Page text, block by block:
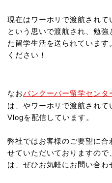
現在はワーホリで渡航されて
という思いで渡航され、勉
た留学生活を送られています
ください！
なおバンクーバー留学センタ
は、やワーホリで渡航され
Vlogを配信しています。
弊社ではお客様のご要望に合
せていただいておりますので
は、ぜひお気軽にお問い合わ